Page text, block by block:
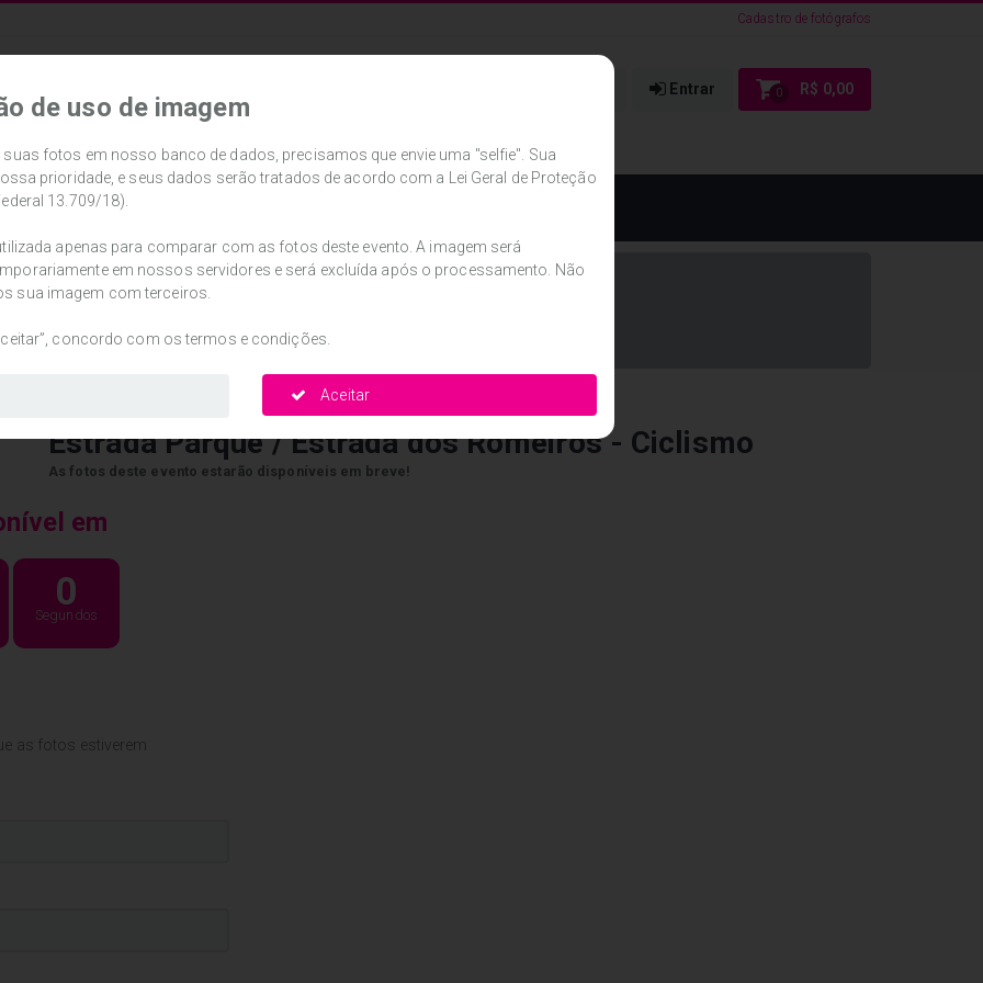
Cadastro de fotógrafos
Entrar 0 R$ 0,00
POR DATA
Estrada Parque / Estrada dos Romeiros - Ciclismo
As fotos deste evento estarão disponíveis em breve!
em
0
Segundos
as fotos estiverem
de uso de imagem
fotos em nosso banco de dados, precisamos que envie uma "selfie". Sua
prioridade, e seus dados serão tratados de acordo com a Lei Geral de Proteção
13.709/18).
apenas para comparar com as fotos deste evento. A imagem será
em nossos servidores e será excluída após o processamento. Não
sua imagem com terceiros.
concordo com os termos e condições.
Aceitar